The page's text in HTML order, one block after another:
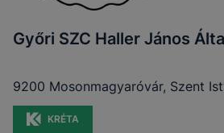
Győri SZC Haller János
9200 Mosonmagyaróvár, Szent
KRÉTA